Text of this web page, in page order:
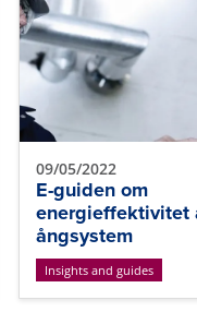
09/05/2022
E-guiden om
energieffektivitet
ångsystem
Insights and guides